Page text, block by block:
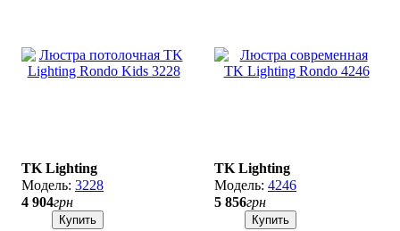
TK Lighting
3228
4 904грн
Купить
TK Lighting
4246
5 856грн
Купить